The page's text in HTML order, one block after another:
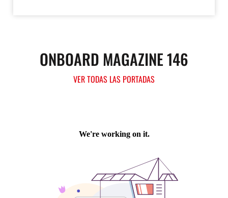
ONBOARD MAGAZINE 146
VER TODAS LAS PORTADAS